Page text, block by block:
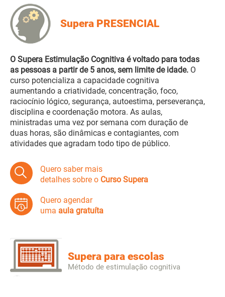
Supera PRESENCIAL
O Supera Estimulação Cognitiva é voltado para todas
as pessoas a partir de 5 anos, sem limite de idade. O
curso potencializa a capacidade cognitiva
aumentando a criatividade, concentração, foco,
raciocínio lógico, segurança, autoestima, perseverança,
disciplina e coordenação motora. As aulas,
ministradas uma vez por semana com duração de
duas horas, são dinâmicas e contagiantes, com
atividades que agradam todo tipo de público.
Quero saber mais
detalhes sobre o Curso Supera
Quero agendar
uma aula gratuíta
Supera para escolas
Método de estimulação cognitiva